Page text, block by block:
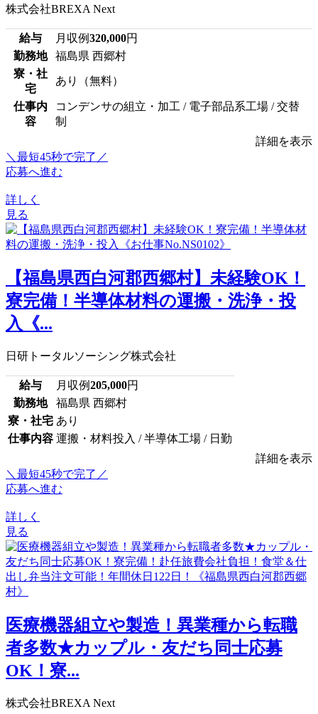
株式会社BREXA Next
給与 月収例320,000円
勤務地
福島県 西郷村
寮・社
宅
あり（無料）
仕事内
容
コンデンサの組立・加工 / 電子部品系工場 / 交替
制
詳細を表示
＼最短45秒で完了／
応募へ進む
詳しく
見る
【福島県西白河郡西郷村】未経験OK！
寮完備！半導体材料の運搬・洗浄・投
入《...
日研トータルソーシング株式会社
給与 月収例205,000円
勤務地
福島県 西郷村
寮・社宅 あり
仕事内容 運搬・材料投入 / 半導体工場 / 日勤
詳細を表示
＼最短45秒で完了／
応募へ進む
詳しく
見る
医療機器組立や製造！異業種から転職
者多数★カップル・友だち同士応募
OK！寮...
株式会社BREXA Next